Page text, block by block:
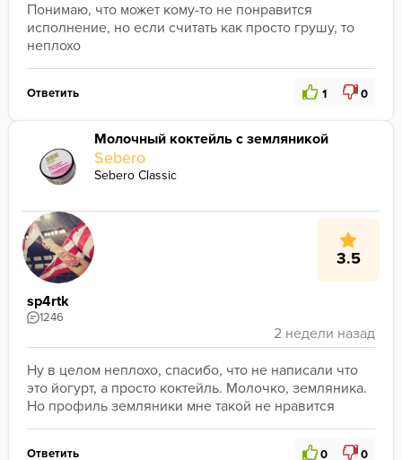
Понимаю, что может кому-то не понравится
исполнение, но если считать как просто грушу, то
неплохо
Ответить 1 0
Молочный коктейль с земляникой
Sebero
Sebero Classic
3.5
sp4rtk
1246
Ну в целом неплохо, спасибо, что не написали что
это йогурт, а просто коктейль. Молочко, земляника.
Но профиль земляники мне такой не нравится
Ответить 0 0